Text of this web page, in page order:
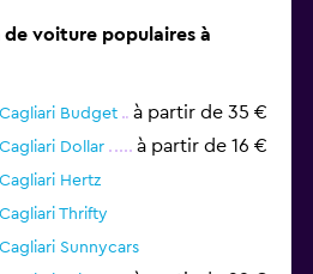
voiture populaires à
Budget à partir de 35 €
Dollar à partir de 16 €
Hertz
Thrifty
Sunnycars